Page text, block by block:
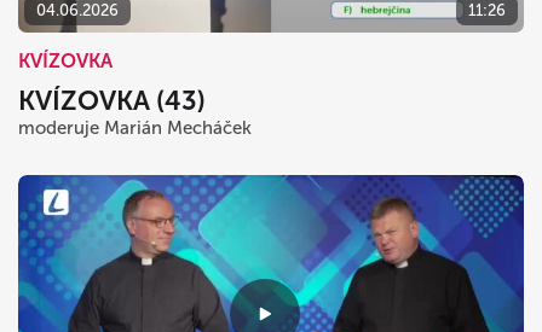
04.06.2026 11:26
KVÍZOVKA
KVÍZOVKA (43)
moderuje Marián Mecháček